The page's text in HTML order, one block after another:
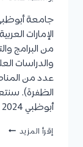
جامعة
الإمارات
من البرامج
والدراسات
عدد من
الظفرة).
أبوظبي 2024 في كل فرع…
إقرأ المزيد رسوم